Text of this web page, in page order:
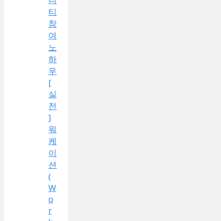
티
참
여
노
하
우
[
실
전
]
워
케
이
션
(
W
o
r